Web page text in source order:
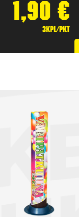
1,90 €
3kpl/pkt